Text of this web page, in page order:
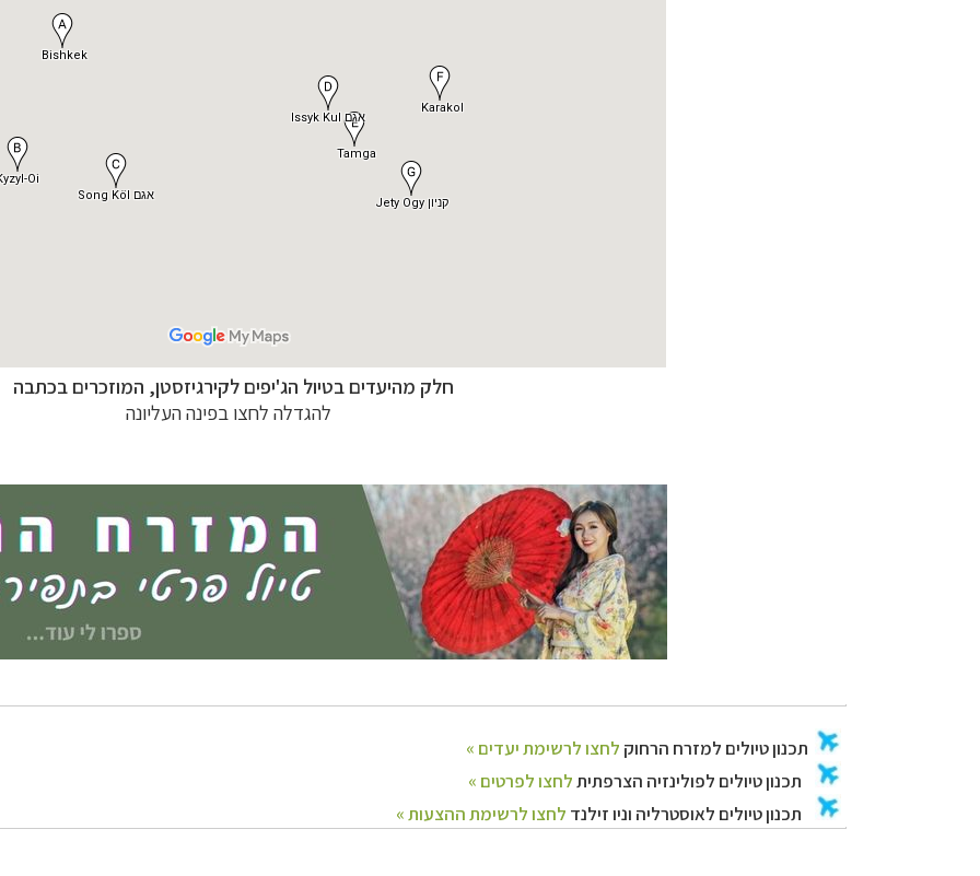
חלק מהיעדים בטיול הג'יפים לקירגיזסטן, המוזכרים בכתבה
להגדלה לחצו בפינה העליונה
טיולים למזרח הרחוקלחצו לרשימת יעדים »
לחצו לפרטים »